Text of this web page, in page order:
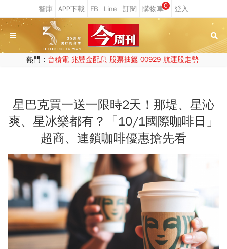
0
熱門： 台積電 兆豐金配息 股票抽籤 00929 航運股走勢
星巴克買一送一限時2天！那堤、星沁
爽、星冰樂都有？「10/1國際咖啡日」
超商、連鎖咖啡優惠搶先看